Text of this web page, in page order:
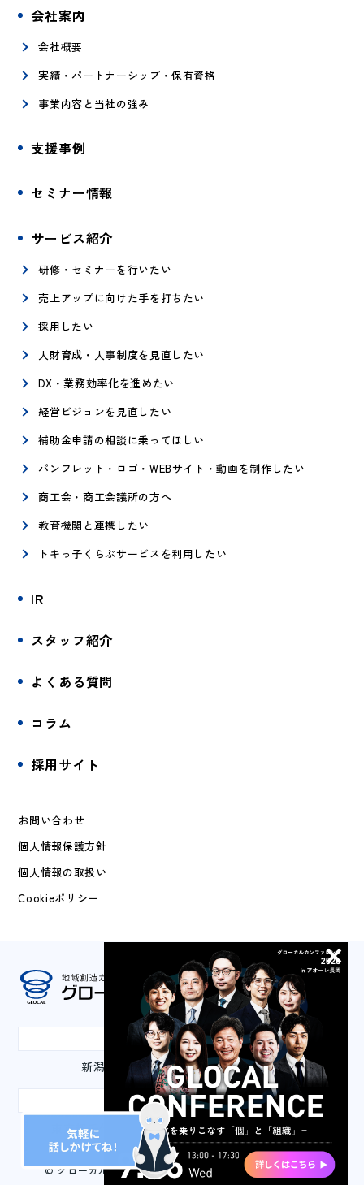
会社案内
会社概要
実績・パートナーシップ・保有資格
事業内容と当社の強み
支援事例
セミナー情報
サービス紹介
研修・セミナーを行いたい
売上アップに向けた手を打ちたい
採用したい
人財育成・人事制度を見直したい
DX・業務効率化を進めたい
経営ビジョンを見直したい
補助金申請の相談に乗ってほしい
パンフレット・ロゴ・WEBサイト・動画を制作したい
商工会・商工会議所の方へ
教育機関と連携したい
トキっ子くらぶサービスを利用したい
IR
スタッフ紹介
よくある質問
コラム
採用サイト
お問い合わせ
個人情報保護方針
個人情報の取扱い
Cookieポリシー
本社
新潟県長岡市城内町3-2-1 山嘉ビル3F
東京事務所
東京都千代田区丸の内3-2-2 丸の内二重橋ビル2F
© グローカルマーケティング株式会社 All Rights Reserved.